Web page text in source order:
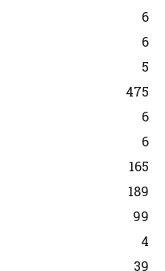
6
6
5
475
6
6
165
189
99
4
39